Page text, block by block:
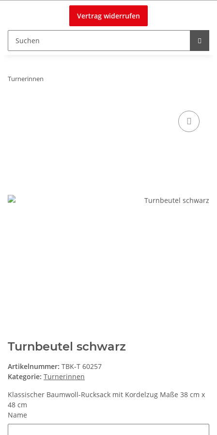
Vertrag widerrufen
Turnerinnen
Turnbeutel schwarz
Artikelnummer: TBK-T 60257
Kategorie: Turnerinnen
Klassischer Baumwoll-Rucksack mit Kordelzug Maße 38 cm x
48 cm
Name